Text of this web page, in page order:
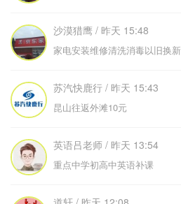
沙漠猎鹰 / 昨天 15:48
家电安装维修清洗消毒以旧换新
苏汽快鹿行 / 昨天 15:43
昆山往返外滩10元
英语吕老师 / 昨天 13:54
重点中学初高中英语补课